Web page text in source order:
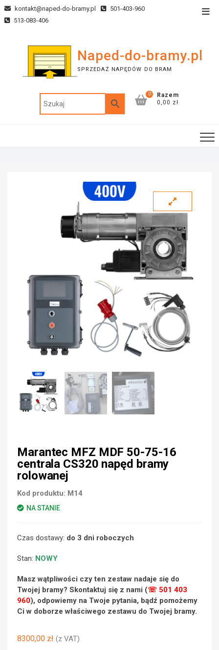
kontakt@naped-do-bramy.pl
501-403-960
513-083-406
Naped-do-bramy.pl
SPRZEDAŻ NAPĘDÓW DO BRAM
0
Razem
0,00 zł
Marantec MFZ MDF 50-75-16
centrala CS320 napęd bramy
rolowanej
Kod produktu: M14
NA STANIE
Czas dostawy: do 3 dni roboczych
Stan: NOWY
Masz wątpliwości czy ten zestaw nadaje się do
Twojej bramy? Skontaktuj się z nami (☏ 501 403
960), odpowiemy na Twoje pytania, bądź pomożemy
Ci w doborze właściwego zestawu do Twojej bramy.
8300,00 zł (z VAT)